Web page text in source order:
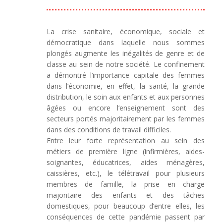
La crise sanitaire, économique, sociale et
démocratique dans laquelle nous sommes
plongés augmente les inégalités de genre et de
classe au sein de notre société. Le confinement
a démontré l’importance capitale des femmes
dans l’économie, en effet, la santé, la grande
distribution, le soin aux enfants et aux personnes
âgées ou encore l’enseignement sont des
secteurs portés majoritairement par les femmes
dans des conditions de travail difficiles.
Entre leur forte représentation au sein des
métiers de première ligne (infirmières, aides-
soignantes, éducatrices, aides ménagères,
caissières, etc.), le télétravail pour plusieurs
membres de famille, la prise en charge
majoritaire des enfants et des tâches
domestiques, pour beaucoup d’entre elles, les
conséquences de cette pandémie passent par